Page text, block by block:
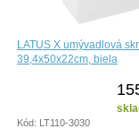
LATUS X umývadlová
39,4x50x22cm, biela
Kód: LT110-3030